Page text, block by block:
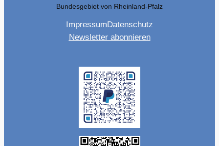
Bundesgebiet von Rheinland-Pfalz
ImpressumDatenschutz
Newsletter abonnieren